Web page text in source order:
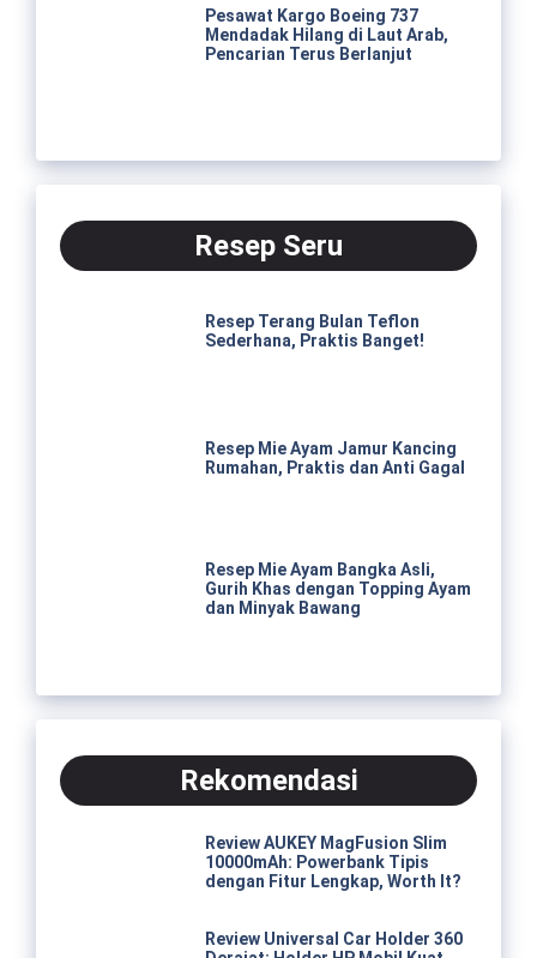
Pesawat Kargo Boeing 737
Mendadak Hilang di Laut Arab,
Pencarian Terus Berlanjut
Resep Seru
Resep Terang Bulan Teflon
Sederhana, Praktis Banget!
Resep Mie Ayam Jamur Kancing
Rumahan, Praktis dan Anti Gagal
Resep Mie Ayam Bangka Asli,
Gurih Khas dengan Topping Ayam
dan Minyak Bawang
Rekomendasi
Review AUKEY MagFusion Slim
10000mAh: Powerbank Tipis
dengan Fitur Lengkap, Worth It?
Review Universal Car Holder 360